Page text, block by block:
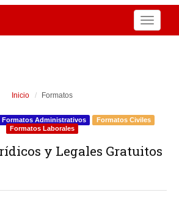
Toggle
Inicio Formatos
Formatos Administrativos
Formatos Civiles
Formatos Laborales
y Legales Gratuitos